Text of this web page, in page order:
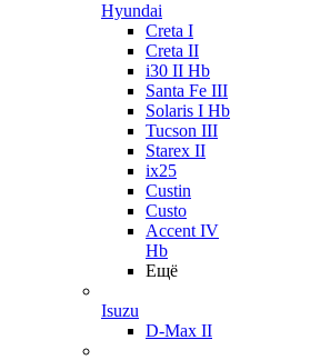
Hyundai
Creta I
Creta II
i30 II Hb
Santa Fe III
Solaris I Hb
Tucson III
Starex II
ix25
Custin
Custo
Accent IV
Hb
Ещё
Isuzu
D-Max II